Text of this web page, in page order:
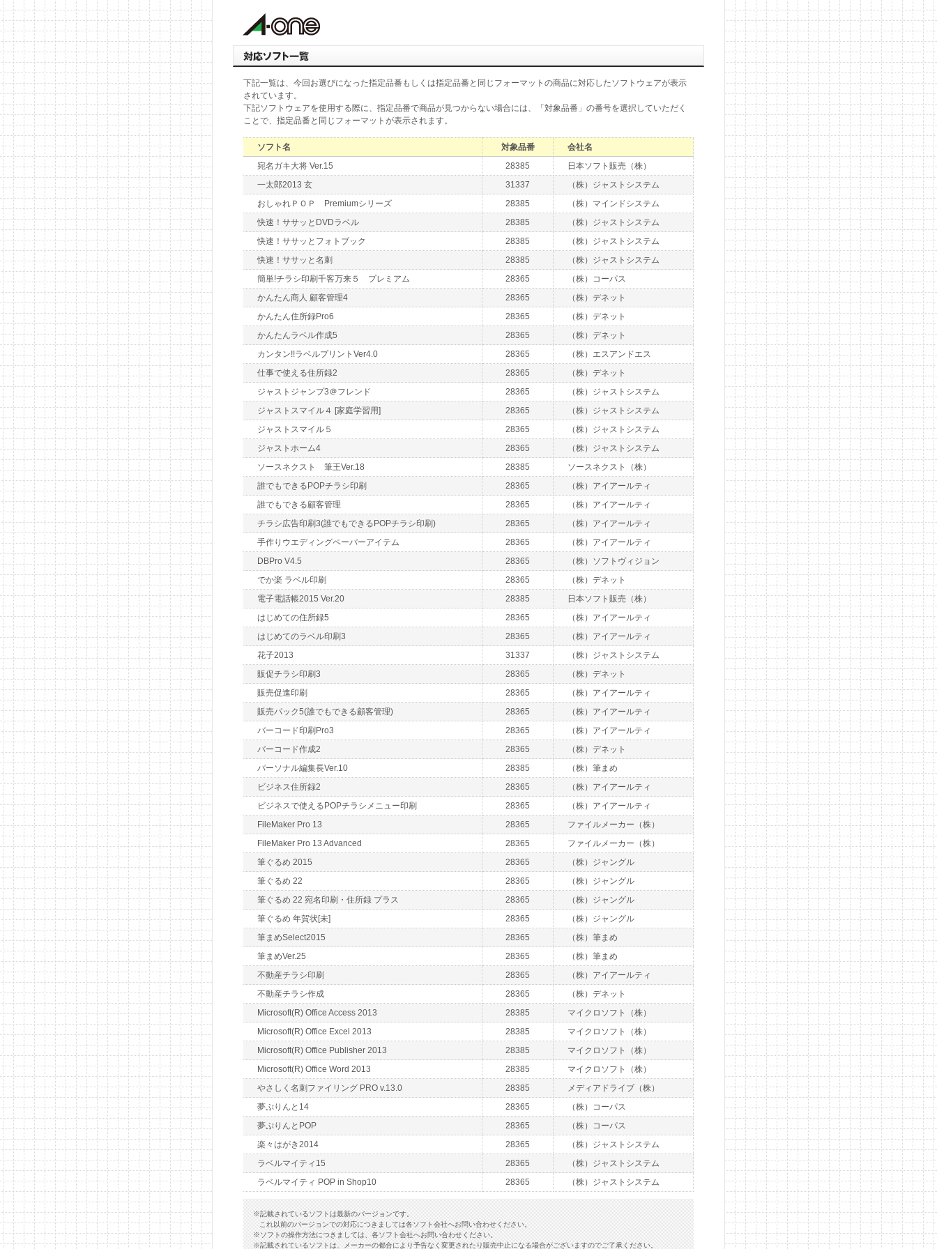
下記一覧は、今回お選びになった指定品番もしくは指定品番と同じフォーマットの商品に対応したソフトウェアが表示
されています。
下記ソフトウェアを使用する際に、指定品番で商品が見つからない場合には、「対象品番」の番号を選択していただく
ことで、指定品番と同じフォーマットが表示されます。
ソフト名 対象品番
会社名
宛名ガキ大将 Ver.15
28385
日本ソフト販売（株）
一太郎2013 玄
31337
（株）ジャストシステム
おしゃれＰＯＰ Premiumシリーズ
28385
（株）マインドシステム
快速！ササッとDVDラベル
28385
（株）ジャストシステム
快速！ササッとフォトブック
28385
（株）ジャストシステム
快速！ササッと名刺
28385
（株）ジャストシステム
簡単!チラシ印刷千客万来５ プレミアム
28365
（株）コーパス
かんたん商人 顧客管理4
28365
（株）デネット
かんたん住所録Pro6
28365
（株）デネット
かんたんラベル作成5
28365
（株）デネット
カンタン!!ラベルプリントVer4.0
28365
（株）エスアンドエス
仕事で使える住所録2
28365
（株）デネット
ジャストジャンプ3＠フレンド
28365
（株）ジャストシステム
ジャストスマイル４ [家庭学習用]
28365
（株）ジャストシステム
ジャストスマイル５
28365
（株）ジャストシステム
ジャストホーム4
28365
（株）ジャストシステム
ソースネクスト 筆王Ver.18
28385
ソースネクスト（株）
誰でもできるPOPチラシ印刷
28365
（株）アイアールティ
誰でもできる顧客管理
28365
（株）アイアールティ
チラシ広告印刷3(誰でもできるPOPチラシ印刷)
28365
（株）アイアールティ
手作りウエディングペーパーアイテム
28365
（株）アイアールティ
DBPro V4.5
28365
（株）ソフトヴィジョン
でか楽 ラベル印刷
28365
（株）デネット
電子電話帳2015 Ver.20
28385
日本ソフト販売（株）
はじめての住所録5
28365
（株）アイアールティ
はじめてのラベル印刷3
28365
（株）アイアールティ
花子2013
31337
（株）ジャストシステム
販促チラシ印刷3
28365
（株）デネット
販売促進印刷
28365
（株）アイアールティ
販売パック5(誰でもできる顧客管理)
28365
（株）アイアールティ
バーコード印刷Pro3
28365
（株）アイアールティ
バーコード作成2
28365
（株）デネット
パーソナル編集長Ver.10
28385
（株）筆まめ
ビジネス住所録2
28365
（株）アイアールティ
ビジネスで使えるPOPチラシメニュー印刷
28365
（株）アイアールティ
FileMaker Pro 13
28365
ファイルメーカー（株）
FileMaker Pro 13 Advanced
28365
ファイルメーカー（株）
筆ぐるめ 2015
28365
（株）ジャングル
筆ぐるめ 22
28365
（株）ジャングル
筆ぐるめ 22 宛名印刷・住所録 プラス
28365
（株）ジャングル
筆ぐるめ 年賀状[未]
28365
（株）ジャングル
筆まめSelect2015
28365
（株）筆まめ
筆まめVer.25
28365
（株）筆まめ
不動産チラシ印刷
28365
（株）アイアールティ
不動産チラシ作成
28365
（株）デネット
Microsoft(R) Office Access 2013
28385
マイクロソフト（株）
Microsoft(R) Office Excel 2013
28385
マイクロソフト（株）
Microsoft(R) Office Publisher 2013
28385
マイクロソフト（株）
Microsoft(R) Office Word 2013
28385
マイクロソフト（株）
やさしく名刺ファイリング PRO v.13.0
28385
メディアドライブ（株）
夢ぷりんと14
28365
（株）コーパス
夢ぷりんとPOP
28365
（株）コーパス
楽々はがき2014
28365
（株）ジャストシステム
ラベルマイティ15
28365
（株）ジャストシステム
ラベルマイティ POP in Shop10
28365 （株）ジャストシステム
※記載されているソフトは最新のバージョンです。
これ以前のバージョンでの対応につきましては各ソフト会社へお問い合わせください。
※ソフトの操作方法につきましては、各ソフト会社へお問い合わせください。
※記載されているソフトは、メーカーの都合により予告なく変更されたり販売中止になる場合がございますのでご了承ください。